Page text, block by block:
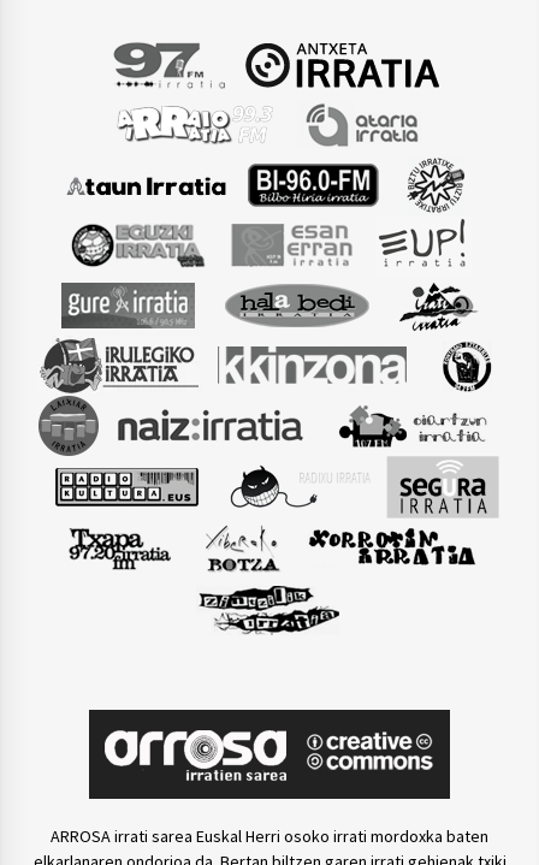
ARROSA irrati sarea Euskal Herri osoko irrati mordoxka baten